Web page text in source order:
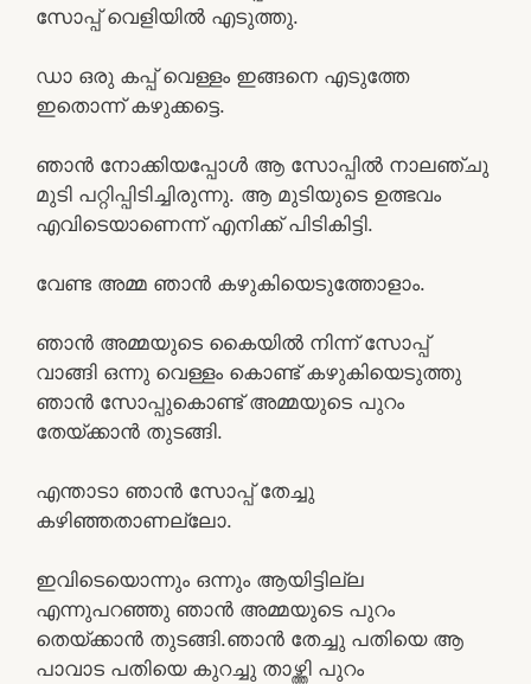
സോപ്പ് വെളിയിൽ എടുത്തു.
ഡാ ഒരു കപ്പ്‌ വെള്ളം ഇങ്ങനെ എടുത്തേ
ഇതൊന്ന് കഴുക്കട്ടെ.
ഞാൻ നോക്കിയപ്പോൾ ആ സോപ്പിൽ നാലഞ്ചു
മുടി പറ്റിപ്പിടിച്ചിരുന്നു. ആ മുടിയുടെ ഉത്ഭവം
എവിടെയാണെന്ന് എനിക്ക് പിടികിട്ടി.
വേണ്ട അമ്മ ഞാൻ കഴുകിയെടുത്തോളാം.
ഞാൻ അമ്മയുടെ കൈയിൽ നിന്ന് സോപ്പ്
വാങ്ങി ഒന്നു വെള്ളം കൊണ്ട് കഴുകിയെടുത്തു
ഞാൻ സോപ്പുകൊണ്ട് അമ്മയുടെ പുറം
തേയ്ക്കാൻ തുടങ്ങി.
എന്താടാ ഞാൻ സോപ്പ് തേച്ചു
കഴിഞ്ഞതാണല്ലോ.
ഇവിടെയൊന്നും ഒന്നും ആയിട്ടില്ല
എന്നുപറഞ്ഞു ഞാൻ അമ്മയുടെ പുറം
തെയ്ക്കാൻ തുടങ്ങി.ഞാൻ തേച്ചു പതിയെ ആ
പാവാട പതിയെ കുറച്ചു താഴ്ത്തി പുറം